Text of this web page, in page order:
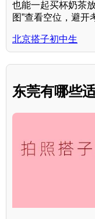
也能一起买杯奶茶
图”查看空位，避开
北京搭子初中生
东莞有哪些